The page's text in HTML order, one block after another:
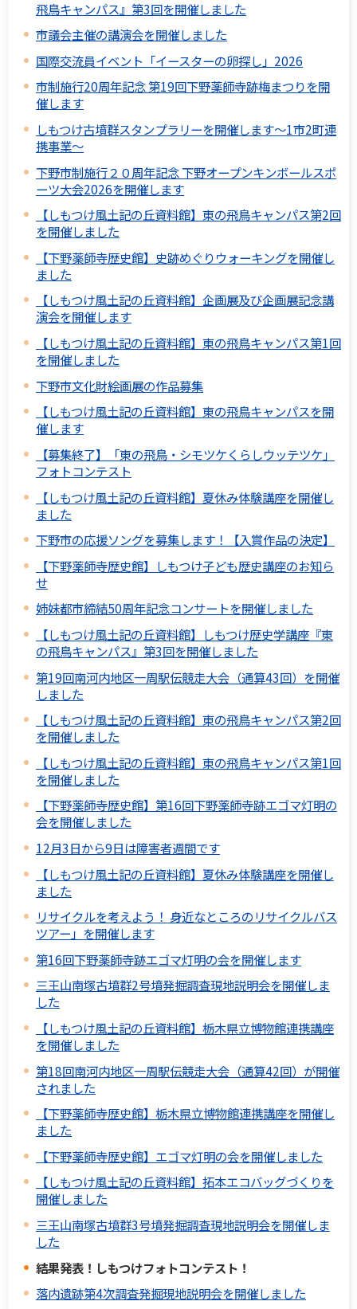
飛鳥キャンパス』第3回を開催しました
市議会主催の講演会を開催しました
国際交流員イベント「イースターの卵探し」2026
市制施行20周年記念 第19回下野薬師寺跡梅まつりを開
催します
しもつけ古墳群スタンプラリーを開催します～1市2町連
携事業～
下野市制施行２０周年記念 下野オープンキンボールスポ
ーツ大会2026を開催します
【しもつけ風土記の丘資料館】東の飛鳥キャンパス第2回
を開催しました
【下野薬師寺歴史館】史跡めぐりウォーキングを開催し
ました
【しもつけ風土記の丘資料館】企画展及び企画展記念講
演会を開催します
【しもつけ風土記の丘資料館】東の飛鳥キャンパス第1回
を開催しました
下野市文化財絵画展の作品募集
【しもつけ風土記の丘資料館】東の飛鳥キャンパスを開
催します
【募集終了】「東の飛鳥・シモツケくらしウッテツケ」
フォトコンテスト
【しもつけ風土記の丘資料館】夏休み体験講座を開催し
ました
下野市の応援ソングを募集します！【入賞作品の決定】
【下野薬師寺歴史館】しもつけ子ども歴史講座のお知ら
せ
姉妹都市締結50周年記念コンサートを開催しました
【しもつけ風土記の丘資料館】しもつけ歴史学講座『東
の飛鳥キャンパス』第3回を開催しました
第19回南河内地区一周駅伝競走大会（通算43回）を開催
しました
【しもつけ風土記の丘資料館】東の飛鳥キャンパス第2回
を開催しました
【しもつけ風土記の丘資料館】東の飛鳥キャンパス第1回
を開催しました
【下野薬師寺歴史館】第16回下野薬師寺跡エゴマ灯明の
会を開催しました
12月3日から9日は障害者週間です
【しもつけ風土記の丘資料館】夏休み体験講座を開催し
ました
リサイクルを考えよう！ 身近なところのリサイクルバス
ツアー」を開催します
第16回下野薬師寺跡エゴマ灯明の会を開催します
三王山南塚古墳群2号墳発掘調査現地説明会を開催しま
した
【しもつけ風土記の丘資料館】栃木県立博物館連携講座
を開催しました
第18回南河内地区一周駅伝競走大会（通算42回）が開催
されました
【下野薬師寺歴史館】栃木県立博物館連携講座を開催し
ました
【下野薬師寺歴史館】エゴマ灯明の会を開催しました
【しもつけ風土記の丘資料館】拓本エコバッグづくりを
開催しました
三王山南塚古墳群3号墳発掘調査現地説明会を開催しま
した
結果発表！しもつけフォトコンテスト！
落内遺跡第4次調査発掘現地説明会を開催しました